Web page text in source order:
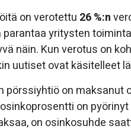
on verotettu 26 %:n
parantaa yritysten
näin. Kun verotus on
uutiset ovat käsitelleet
pörssiyhtiö on
on
on osinkosuhde